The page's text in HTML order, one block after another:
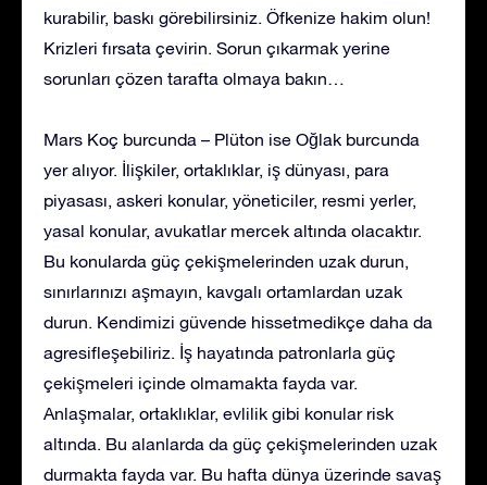
kurabilir, baskı görebilirsiniz. Öfkenize hakim olun!
Krizleri fırsata çevirin. Sorun çıkarmak yerine
sorunları çözen tarafta olmaya bakın…
Mars Koç burcunda – Plüton ise Oğlak burcunda
yer alıyor. İlişkiler, ortaklıklar, iş dünyası, para
piyasası, askeri konular, yöneticiler, resmi yerler,
yasal konular, avukatlar mercek altında olacaktır.
Bu konularda güç çekişmelerinden uzak durun,
sınırlarınızı aşmayın, kavgalı ortamlardan uzak
durun. Kendimizi güvende hissetmedikçe daha da
agresifleşebiliriz. İş hayatında patronlarla güç
çekişmeleri içinde olmamakta fayda var.
Anlaşmalar, ortaklıklar, evlilik gibi konular risk
altında. Bu alanlarda da güç çekişmelerinden uzak
durmakta fayda var. Bu hafta dünya üzerinde savaş